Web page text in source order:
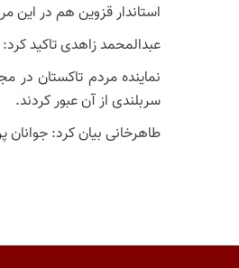
استاندار قزوین هم در این
عبدالمحمد زاهدی تاکید
نماینده مردم تاکستان
سربلندی از آن عبور کردند.
طاهرخانی بیان کرد: جوانان